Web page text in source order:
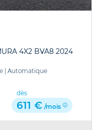
4X2 BVA8 2024
Automatique
dès
611 € /mois